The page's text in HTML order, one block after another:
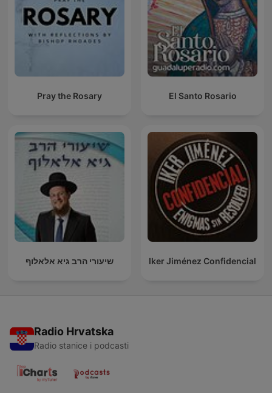
Pray the Rosary El Santo Rosario
שיעורי הרב גיא אלאלוף Iker Jiménez Confidencial
Radio Hrvatska
Radio stanice i podcasti